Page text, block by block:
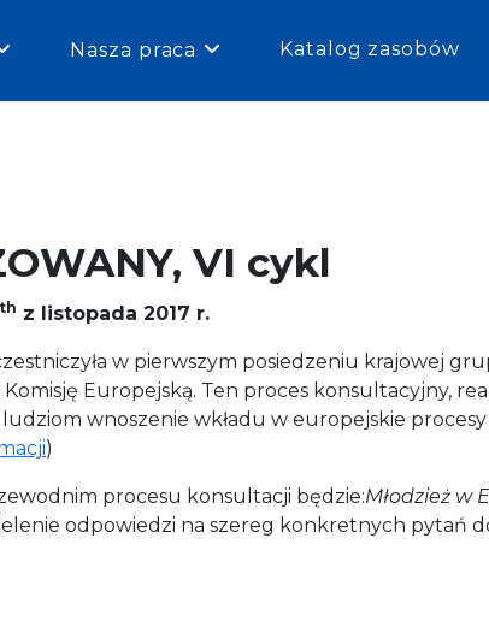
Nasza praca Katalog zasobów
VI cykl
th z listopada 2017 r.
w pierwszym posiedzeniu krajowej
Europejską. Ten proces konsultacyjny,
wnoszenie wkładu w europejskie
)
procesu konsultacji będzie:Młodzież w
odpowiedzi na szereg konkretnych pytań